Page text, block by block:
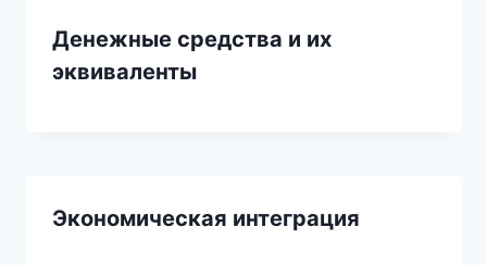
Денежные средства и их
эквиваленты
Экономическая интеграция